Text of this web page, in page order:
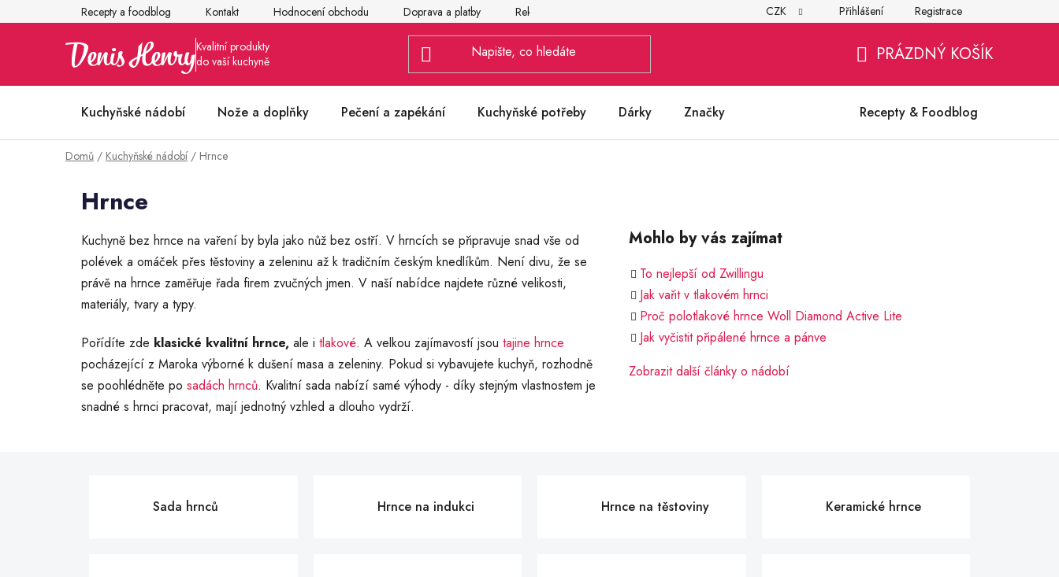
na
Recepty a foodblog Kontakt Hodnocení obchodu Doprava a platby Reklamace Všeobecné obchodní podmínky Ochrana osobních údajů
CZK Přihlášení Registrace
KOŠÍK
PRÁZDNÝ KOŠÍK
Kuchyňské nádobí Nože a doplňky Pečení a zapékání Kuchyňské potřeby Dárky Značky Recepty & Foodblog
Články z kuchyně
Domů / Kuchyňské nádobí / Hrnce
Hrnce
Kuchyně bez hrnce na vaření by byla jako nůž bez ostří. V hrncích se připravuje snad vše od
polévek a omáček přes těstoviny a zeleninu až k tradičním českým knedlíkům. Není divu, že se
právě na hrnce zaměřuje řada firem zvučných jmen. V naší nabídce najdete různé velikosti,
materiály, tvary a typy.
Pořídíte zde klasické kvalitní hrnce, ale i tlakové. A velkou zajímavostí jsou tajine hrnce
pocházející z Maroka výborné k dušení masa a zeleniny. Pokud si vybavujete kuchyň, rozhodně
se poohlédněte po sadách hrnců. Kvalitní sada nabízí samé výhody - díky stejným vlastnostem je
snadné s hrnci pracovat, mají jednotný vzhled a dlouho vydrží.
Mohlo by vás zajímat
To nejlepší od Zwillingu
Jak vařit v tlakovém hrnci
Proč polotlakové hrnce Woll Diamond Active Lite
Jak vyčistit připálené hrnce a pánve
Zobrazit další články o nádobí
Sada hrnců Hrnce na indukci Hrnce na těstoviny Keramické hrnce